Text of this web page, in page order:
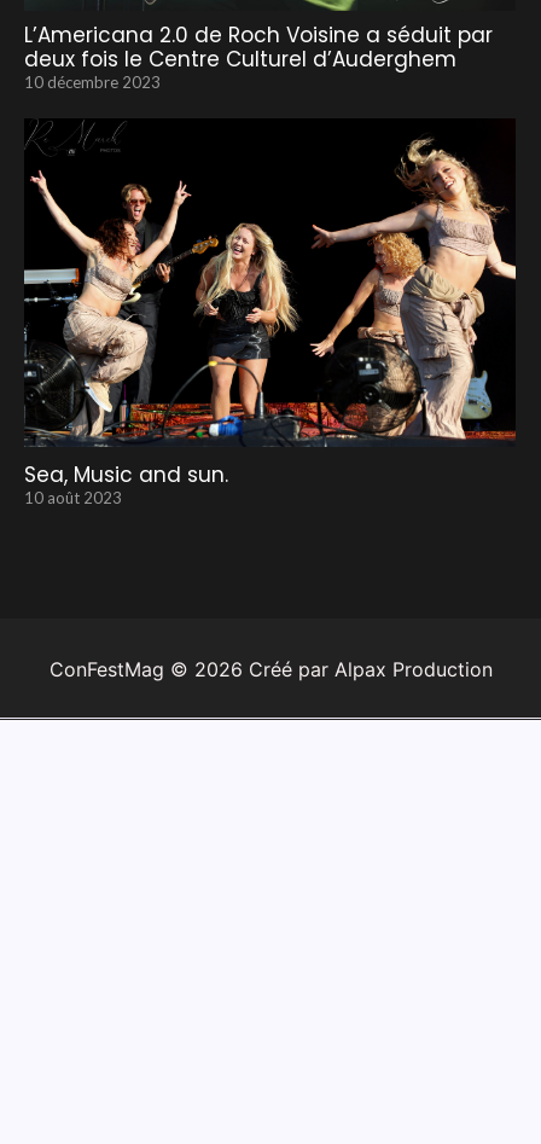
L’Americana 2.0 de Roch Voisine a séduit par
deux fois le Centre Culturel d’Auderghem
10 décembre 2023
Sea, Music and sun.
10 août 2023
ConFestMag © 2026 Créé par Alpax Production